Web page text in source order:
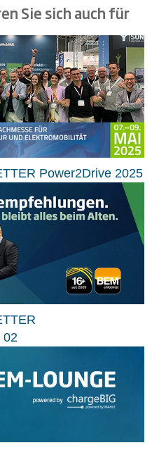
Sie sich auch für
Power2Drive 2025
02